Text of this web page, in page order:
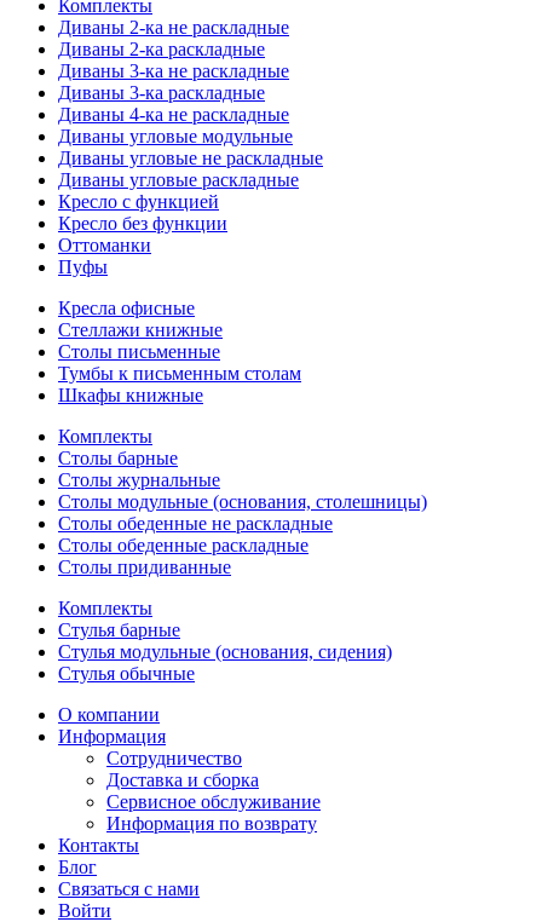
Комплекты
Диваны 2-ка не раскладные
Диваны 2-ка раскладные
Диваны 3-ка не раскладные
Диваны 3-ка раскладные
Диваны 4-ка не раскладные
Диваны угловые модульные
Диваны угловые не раскладные
Диваны угловые раскладные
Кресло с функцией
Кресло без функции
Оттоманки
Пуфы
Кресла офисные
Стеллажи книжные
Столы письменные
Тумбы к письменным столам
Шкафы книжные
Комплекты
Столы барные
Столы журнальные
Столы модульные (основания, столешницы)
Столы обеденные не раскладные
Столы обеденные раскладные
Столы придиванные
Комплекты
Стулья барные
Стулья модульные (основания, сидения)
Стулья обычные
О компании
Информация
Сотрудничество
Доставка и сборка
Сервисное обслуживание
Информация по возврату
Контакты
Блог
Связаться с нами
Войти